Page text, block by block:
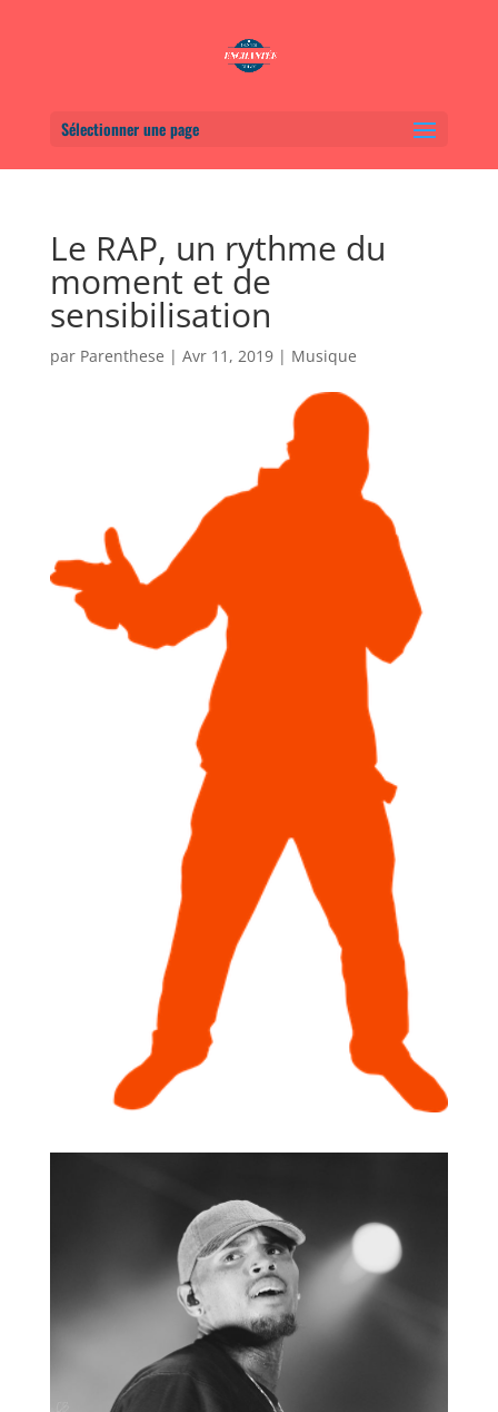
Sélectionner une page
Le RAP, un rythme du
moment et de
sensibilisation
par Parenthese | Avr 11, 2019| Musique